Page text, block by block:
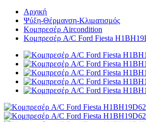
Αρχική
Ψύξη-Θέρμανση-Κλιματισμός
Κομπρεσέρ Aircondition
Κομπρεσέρ A/C Ford Fiesta